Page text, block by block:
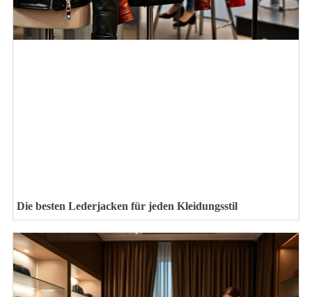
Die besten Lederjacken für jeden Kleidungsstil